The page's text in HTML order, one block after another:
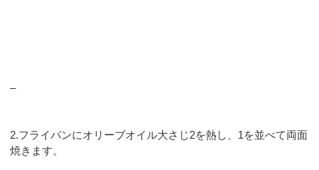
–
2.フライパンにオリーブオイル大さじ2を熱し、1を並べて両面
焼きます。